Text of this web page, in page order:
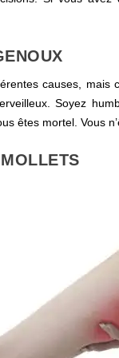
causes, mais
Soyez
êtes mortel. Vous